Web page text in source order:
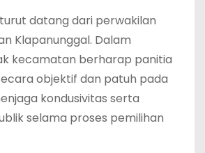
datang dari perwakilan
Klapanunggal. Dalam
kecamatan berharap panitia
objektif dan patuh pada
kondusivitas serta
selama proses pemilihan